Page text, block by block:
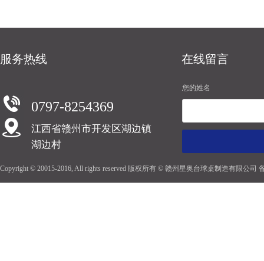
服务热线 在线留言
0797-8254369
江西省赣州市开发区湖边镇
湖边村
您的姓名
Copyright © 20015-2016, All rights reserved 版权所有 © 赣州星奥台球桌制造有限公司